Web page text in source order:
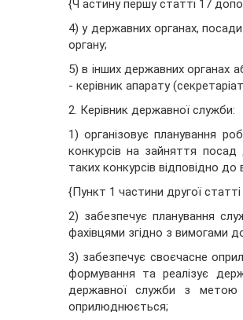
{Ч астину першу статті 17
4) у державних органах,
органу;
5) в інших державних органах
- керівник апарату
2. Керівник державної служби:
1) організовує планування
конкурсів на зайняття посад
таких конкурсів відповідно
{Пункт 1 частини другої
2) забезпечує планування
фахівцями згідно з вимогами
3) забезпечує своєчасне
формування та реалізує
державної служби з метою
оприлюднюється;